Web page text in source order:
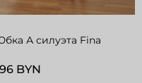
А силуэта Fina
BYN